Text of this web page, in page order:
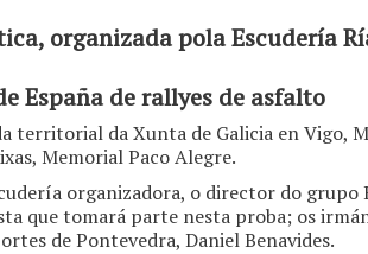
organizada pola Escudería
España de rallyes de asfalto
territorial da Xunta de Galicia en
Memorial Paco Alegre.
organizadora, o director do grupo
que tomará parte nesta proba; os
de Pontevedra, Daniel Benavides.